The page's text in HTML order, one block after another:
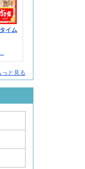
イム
と見る